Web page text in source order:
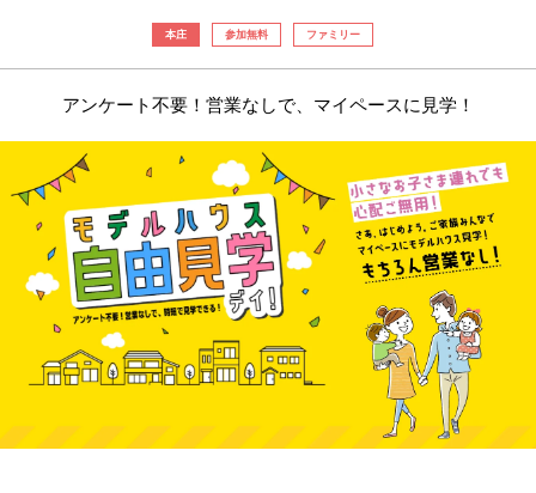
本庄 参加無料 ファミリー
アンケート不要！営業なしで、マイペースに見学！